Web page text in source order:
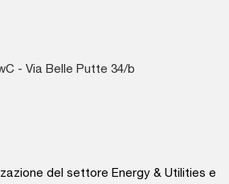
- Via Belle Putte 34/b
del settore Energy & Utilities e